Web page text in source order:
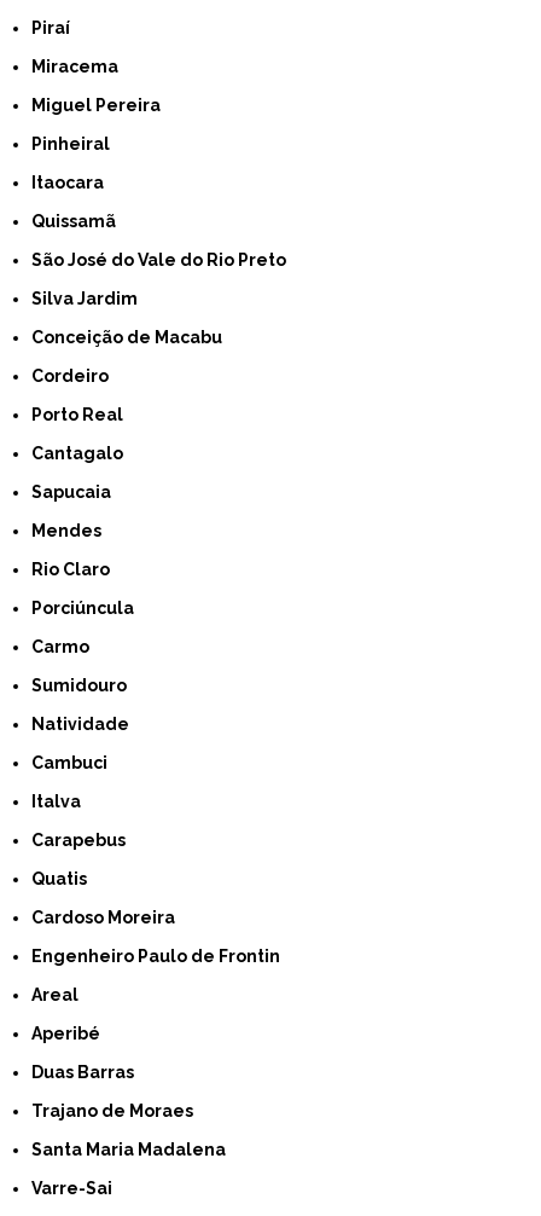
Piraí
Miracema
Miguel Pereira
Pinheiral
Itaocara
Quissamã
São José do Vale do Rio Preto
Silva Jardim
Conceição de Macabu
Cordeiro
Porto Real
Cantagalo
Sapucaia
Mendes
Rio Claro
Porciúncula
Carmo
Sumidouro
Natividade
Cambuci
Italva
Carapebus
Quatis
Cardoso Moreira
Engenheiro Paulo de Frontin
Areal
Aperibé
Duas Barras
Trajano de Moraes
Santa Maria Madalena
Varre-Sai